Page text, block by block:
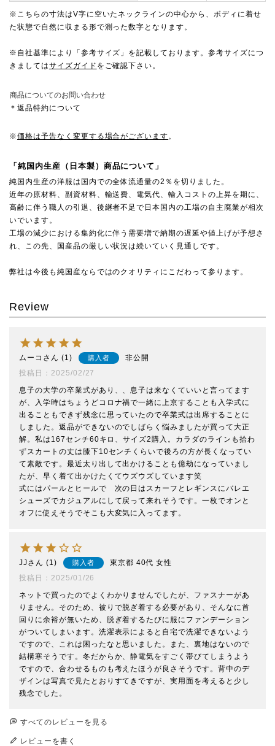
※こちらの寸法はV字に空いたネックラインの中心から、ボディに着せ
た状態で自然に収まる形で測った数字となります。
※自社基準により「参考サイズ」を記載しております。参考サイズにつ
きましてはサイズガイド をご確認下さい。
商品についてのお問い合わせ
＊返品特約について
※価格は予告なく変更する場合がございます。
「純国内生産（日本製）商品について」
純国内生産の洋服は国内での全体流通量の2％を切りました。
近年の原材料、副資材料、輸送費、電気代、輸入コストの上昇を期に、
高齢に伴う職人の引退、後継者不足で日本国内の工場の自主廃業が相次
いでいます。
工場の減少における集約化に伴う需要増で納期の遅延や値上げが予想さ
れ、この先、国産品の厳しい状況は続いていく見通しです。
弊社は今後も純国産ならではのクオリティにこだわって参ります。
Review
ムーコ 1 購入者
非公開
投稿日
2025/02/27
息子の大学の卒業式があり、、息子は来なくていいと言ってます
が、入学時はちょうどコロナ禍で一緒に上京することも入学式に
出ることもできず残念に思っていたので卒業式は出席することに
しました。返品ができないのでしばらく悩みましたが買って大正
解。私は167センチ60キロ、サイズ2購入。カラダのラインも拾わ
ずスカートの丈は膝下10センチくらいで後ろの方が長くなってい
て素敵です。最近太り出して出かけることも億劫になっていまし
たが、早く着て出かけたくてウズウズしています笑
式にはパールとヒールで　次の日はスカーフとレギンスにバレエ
シューズでカジュアルにして戻って来れそうです。一枚でオンと
オフに使えそうでそこも大変気に入ってます。
JJ 1 購入者 東京都 40代 女性
投稿日
2025/01/26
ネットで買ったのでよくわかりませんでしたが、ファスナーがあ
りません。そのため、被りで脱ぎ着する必要があり、そんなに首
回りに余裕が無いため、脱ぎ着するたびに服にファンデーション
がついてしまいます。洗濯表示によると自宅で洗濯できないよう
ですので、これは困ったなと思いました。また、裏地はないので
結構寒そうです。冬だからか、静電気をすごく帯びてしまうよう
ですので、合わせるものも考えたほうが良さそうです。背中のデ
ザインは写真で見たとおりすてきですが、実用面を考えると少し
残念でした。
すべてのレビューを見る
レビューを書く